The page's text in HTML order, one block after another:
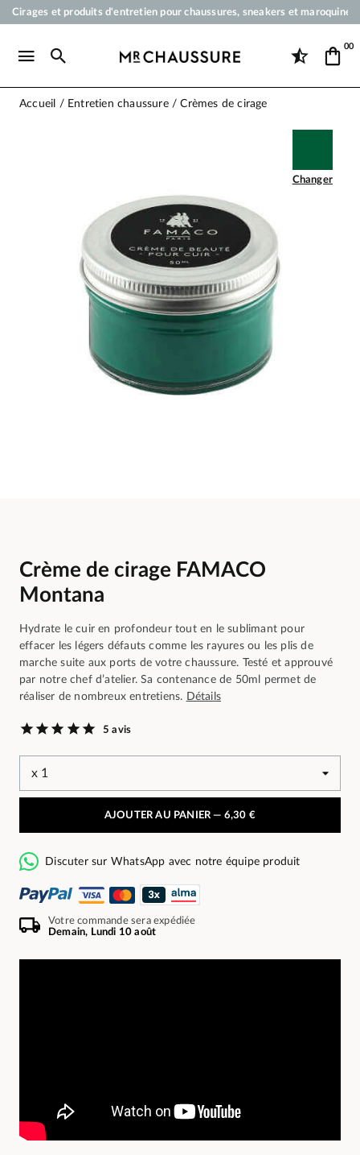
Cirages et produits d'entretien pour chaussures, sneakers et
Paiement en 3x 4x par carte bancaire dès 50 €
00
Accueil Entretien chaussure Crèmes de cirage
Changer
Crème de cirage FAMACO
Montana
Hydrate le cuir en profondeur tout en le sublimant pour
effacer les légers défauts comme les rayures ou les plis de
marche suite aux ports de votre chaussure. Testé et approuvé
par notre chef d’atelier. Sa contenance de 50ml permet de
réaliser de nombreux entretiens. Détails
5 avis
AJOUTER AU PANIER — 6,30 €
Discuter sur WhatsApp avec notre équipe produit
Votre commande sera expédiée
Demain, Lundi 10 août